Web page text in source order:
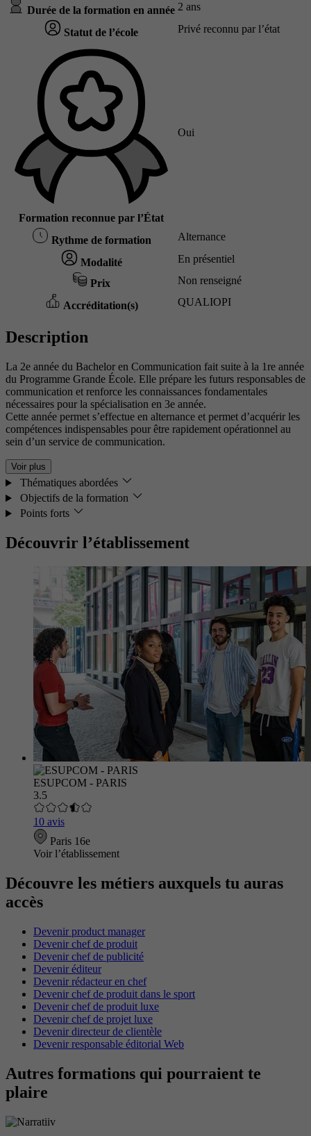
Durée de la formation en année 2 ans
Statut de l’école Privé reconnu par l’état
Formation reconnue par l’État
Oui
Rythme de formation Alternance
Modalité En présentiel
Prix Non renseigné
Accréditation(s) QUALIOPI
Description
La 2e année du Bachelor en Communication fait suite à la 1re année
du Programme Grande École. Elle prépare les futurs responsables de
communication et renforce les connaissances fondamentales
nécessaires pour la spécialisation en 3e année.
Cette année permet s’effectue en alternance et permet d’acquérir les
compétences indispensables pour être rapidement opérationnel au
sein d’un service de communication.
Voir plus
Thématiques abordées
Objectifs de la formation
Points forts
Découvrir l’établissement
ESUPCOM - PARIS
3.5
10 avis
Paris 16e
Voir l’établissement
Découvre les métiers auxquels tu auras
accès
Devenir product manager
Devenir chef de produit
Devenir chef de publicité
Devenir éditeur
Devenir rédacteur en chef
Devenir chef de produit dans le sport
Devenir chef de produit luxe
Devenir chef de projet luxe
Devenir directeur de clientèle
Devenir responsable éditorial Web
Autres formations qui pourraient te
plaire